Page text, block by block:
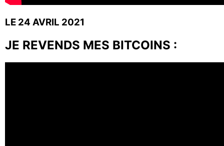
LE 24 AVRIL 2021
JE REVENDS MES BITCOINS :